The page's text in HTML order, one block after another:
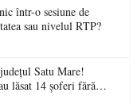
într-o sesiune de
sau nivelul RTP?
Satu Mare!
lăsat 14 șoferi fără